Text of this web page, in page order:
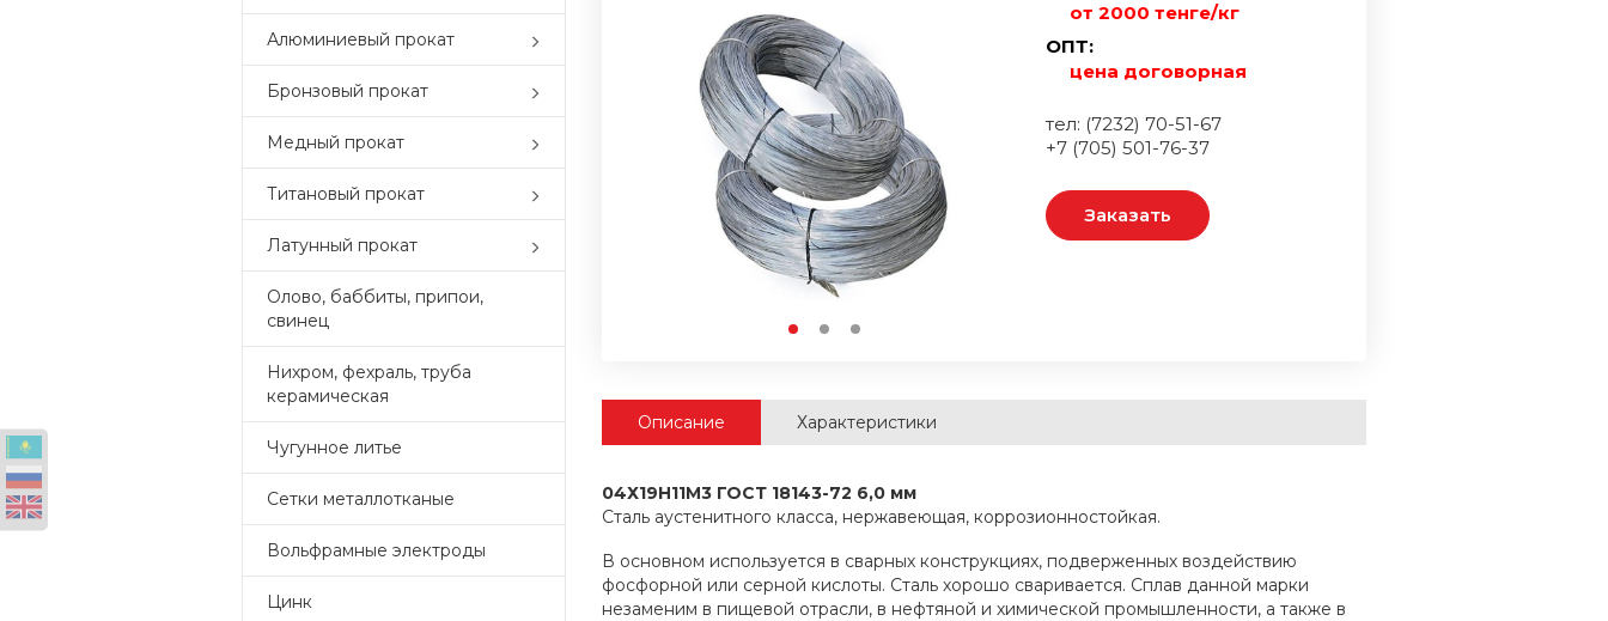
Алюминиевый прокат
Бронзовый прокат
Медный прокат
Титановый прокат
Латунный прокат
Олово, баббиты, припои,
свинец
Нихром, фехраль, труба
керамическая
Чугунное литье
Сетки металлотканые
Вольфрамные электроды
Цинк
от 2000 тенге/кг
ОПТ:
цена договорная
тел: (7232) 70-51-67
+7 (705) 501-76-37
Заказать
Описание Характеристики
04Х19Н11М3 ГОСТ 18143-72 6,0 мм
Сталь аустенитного класса, нержавеющая, коррозионностойкая.
В основном используется в сварных конструкциях, подверженных воздействию
фосфорной или серной кислоты. Сталь хорошо сваривается. Сплав данной марки
незаменим в пищевой отрасли, в нефтяной и химической промышленности, а также в